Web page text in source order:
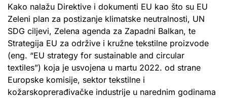
Kako nalažu Direktive i dokumenti EU kao što su EU
Zeleni plan za postizanje klimatske neutralnosti, UN
SDG ciljevi, Zelena agenda za Zapadni Balkan, te
Strategija EU za održive i kružne tekstilne proizvode
(eng. “EU strategy for sustainable and circular
textiles”) koja je usvojena u martu 2022. od strane
Europske komisije, sektor tekstilne i
kožarskoprerađivačke industrije u narednim godinama